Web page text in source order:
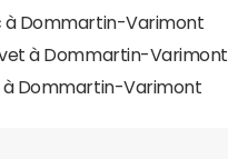
à Dommartin-Varimont
à Dommartin-Varimont
à Dommartin-Varimont